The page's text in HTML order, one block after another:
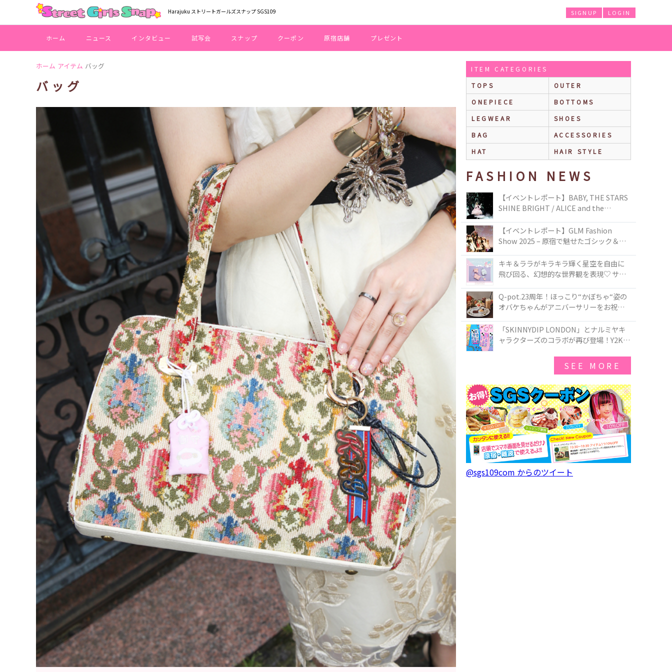
Harajuku ストリートガールズスナップ SGS109 LOGIN
SIGNUP
ホーム ニュース インタビュー 試写会 スナップ クーポン 原宿店舗 プレゼント
ホーム アイテム バッグ
バッグ
ITEM CATEGORIES
TOPS
OUTER
ONEPIECE
BOTTOMS
LEGWEAR
SHOES
BAG
ACCESSORIES
HAT
HAIR STYLE
FASHION NEWS
【イベントレポート】BABY, THE STARS
SHINE BRIGHT / ALICE and the
TOKYO
【イベントレポート】GLM Fashion
Show 2025 – 原宿で魅せたゴシック＆ロ
キキ＆ララがキラキラ輝く星空を自由に
飛び回る、幻想的な世界観を表現♡ サマ
50周年アニバーサリーイヤー』を記念し
たコレクションが登場
Q-pot.23周年！ほっこり“かぼちゃ“姿の
オバケちゃんがアニバーサリーをお祝い
ー」が新発売！Q-pot CAFE.では「かぼち
ゃのオバケーキプレート」も登場
「SKINNYDIP LONDON」とナルミヤキ
ャラクターズのコラボが再び登場！Y2Kム
SEE MORE
@sgs109com からのツイート